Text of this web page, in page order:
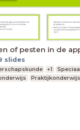
of pesten in de
slides
+1
Praktijkonderwijs